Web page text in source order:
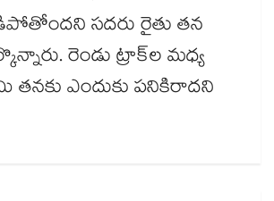
సదరు రైతు తన
రెండు ట్రాక్​ల మధ్య
ఎందుకు పనికిరాదని